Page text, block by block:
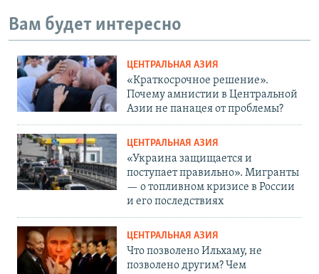
Вам будет интересно
ЦЕНТРАЛЬНАЯ АЗИЯ
«Краткосрочное решение».
Почему амнистии в Центральной
Азии не панацея от проблемы?
ЦЕНТРАЛЬНАЯ АЗИЯ
«Украина защищается и
поступает правильно». Мигранты
— о топливном кризисе в России
и его последствиях
ЦЕНТРАЛЬНАЯ АЗИЯ
Что позволено Ильхаму, не
позволено другим? Чем